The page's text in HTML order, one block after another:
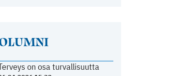
on osa turvallisuutta